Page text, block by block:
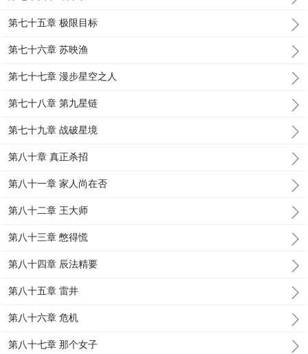
第七十五章 极限目标
第七十六章 苏映渔
第七十七章 漫步星空之人
第七十八章 第九星链
第七十九章 战破星境
第八十章 真正杀招
第八十一章 家人尚在否
第八十二章 王大师
第八十三章 憋得慌
第八十四章 辰法精要
第八十五章 雷井
第八十六章 危机
第八十七章 那个女子